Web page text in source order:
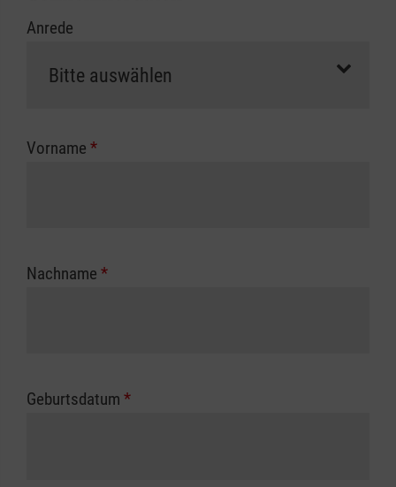
erfolgt eine Abrechnung der vollen Kursgebühr
Die notwendigen Formulare für die
zuständigen Berufsgenossenschaft oder
Anrede
Vorname *
Nachname *
Geburtsdatum *